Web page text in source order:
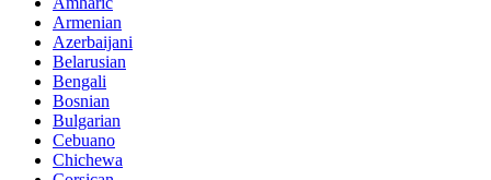
Armenian
Azerbaijani
Belarusian
Bengali
Bosnian
Bulgarian
Cebuano
Chichewa